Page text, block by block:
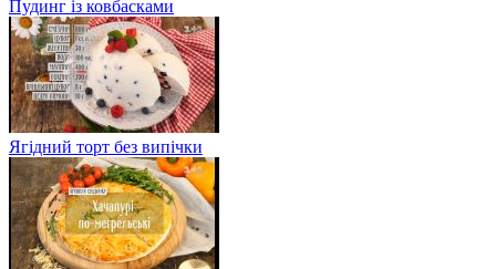
Пудинг із ковбасками
Ягідний торт без випічки